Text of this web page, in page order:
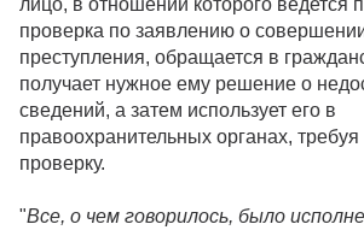
проверка по заявлению о
преступления, обращается в
получает нужное ему решение о
сведений, а затем использует его в
правоохранительных органах, требуя
проверку.
"Все, о чем говорилось, было